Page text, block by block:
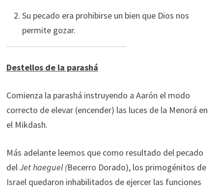
Su pecado era prohibirse un bien que Dios nos
permite gozar.
Destellos de la parashá
Comienza la parashá instruyendo a Aarón el modo
correcto de elevar (encender) las luces de la Menorá en
el Mikdash.
Más adelante leemos que como resultado del pecado
delJet haeguel (Becerro Dorado), los primogénitos de
Israel quedaron inhabilitados de ejercer las funciones